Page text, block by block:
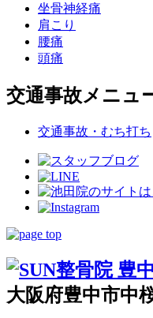
坐骨神経痛
肩こり
腰痛
頭痛
交通事故メニュ
交通事故・むち打ち
大阪府豊中市中